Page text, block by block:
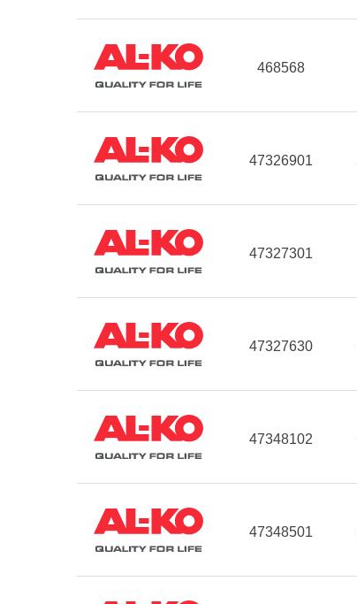
468568
47326901
47327301
47327630
47348102
47348501